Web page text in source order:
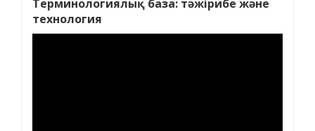
Терминологиялық база: тәжірибе және
технология